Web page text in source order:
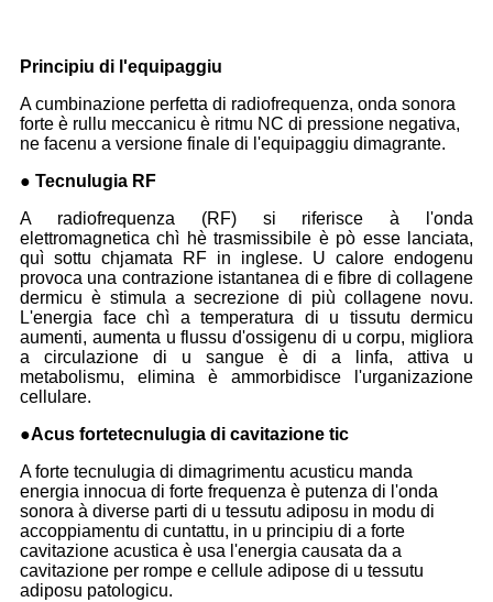
Principiu di l'equipaggiu
A cumbinazione perfetta di radiofrequenza, onda sonora
forte è rullu meccanicu è ritmu NC di pressione negativa,
ne facenu a versione finale di l'equipaggiu dimagrante.
● Tecnulugia RF
A radiofrequenza (RF) si riferisce à l'onda
elettromagnetica chì hè trasmissibile è pò esse lanciata,
quì sottu chjamata RF in inglese. U calore endogenu
provoca una contrazione istantanea di e fibre di collagene
dermicu è stimula a secrezione di più collagene novu.
L'energia face chì a temperatura di u tissutu dermicu
aumenti, aumenta u flussu d'ossigenu di u corpu, migliora
a circulazione di u sangue è di a linfa, attiva u
metabolismu, elimina è ammorbidisce l'urganizazione
cellulare.
●Acus fortetecnulugia di cavitazione tic
A forte tecnulugia di dimagrimentu acusticu manda
energia innocua di forte frequenza è putenza di l'onda
sonora à diverse parti di u tessutu adiposu in modu di
accoppiamentu di cuntattu, in u principiu di a forte
cavitazione acustica è usa l'energia causata da a
cavitazione per rompe e cellule adipose di u tessutu
adiposu patologicu.